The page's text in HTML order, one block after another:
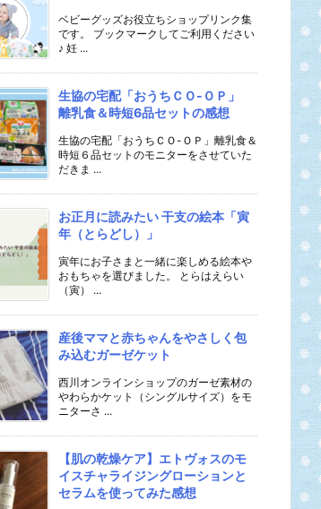
ベビーグッズお役立ちショップリンク集
です。 ブックマークしてご利用ください
♪ 妊 ...
生協の宅配「おうちＣＯ-ＯＰ」
離乳食＆時短6品セットの感想
生協の宅配「おうちＣＯ-ＯＰ」離乳食＆
時短６品セットのモニターをさせていた
だきま ...
お正月に読みたい 干支の絵本「寅
年（とらどし）」
寅年にお子さまと一緒に楽しめる絵本や
おもちゃを選びました。 とらはえらい
（寅） ...
産後ママと赤ちゃんをやさしく包
み込むガーゼケット
西川オンラインショップのガーゼ素材の
やわらかケット（シングルサイズ）をモ
ニターさ ...
【肌の乾燥ケア】エトヴォスのモ
イスチャライジングローションと
セラムを使ってみた感想